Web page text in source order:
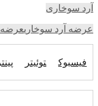
آرد سوخاری
عرضه آرد سوخاریعرضه‌
فیسبوک توئیتر